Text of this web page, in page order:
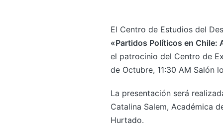
El Centro de Estudios del
«Partidos Políticos en Chile:
el patrocinio del Centro de
de Octubre, 11:30 AM Salón
La presentación será
Catalina Salem, Académica
Hurtado.